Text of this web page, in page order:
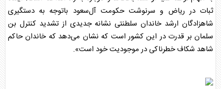
ثبات در ریاض و سرنوشت حکومت آل‌سعود باتوجه به دستگیری
شاهزادگان ارشد خاندان سلطنتی نشانه جدیدی از تشدید کنترل بن
سلمان بر قدرت در این کشور است که نشان می‌دهد که خاندان حاکم
شاهد شکاف خطرناکی در موجودیت خود است».